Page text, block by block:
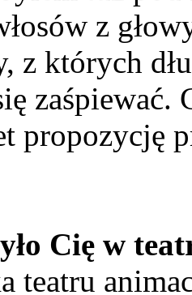
z
z których
propozycję
Cię w
teatru